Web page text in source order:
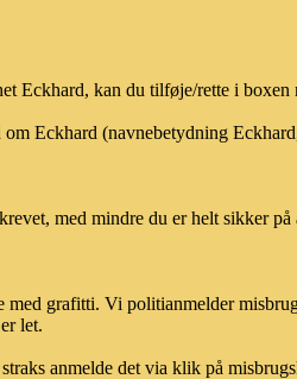
Eckhard, kan du tilføje/rette i boxen
Eckhard (navnebetydning
med mindre du er helt sikker
grafitti. Vi politianmelder
let.
anmelde det via klik på